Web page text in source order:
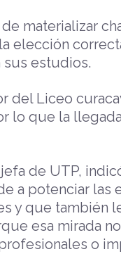
materializar
elección
estudios.
del Liceo
lo que la
de UTP,
a potenciar las
y que también
esa mirada
o